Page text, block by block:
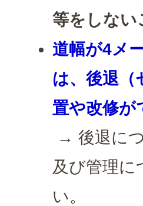
等をしない
道幅が4メ
は、後退（
置や改修が
→ 後退に
及び管理に
い。